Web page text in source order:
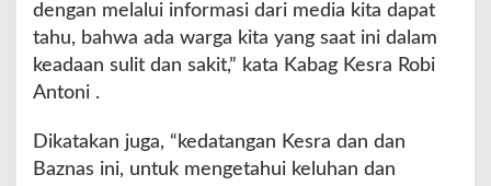
m
p
g
a
n
dengan melalui informasi dari media kita dapat
tahu, bahwa ada warga kita yang saat ini dalam
keadaan sulit dan sakit,” kata Kabag Kesra Robi
Antoni .
Dikatakan juga, “kedatangan Kesra dan dan
Baznas ini, untuk mengetahui keluhan dan